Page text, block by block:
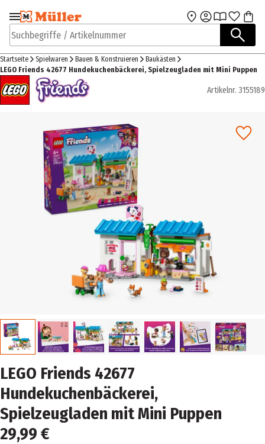
Zur Navigation
springen
Zum Hauptinhalt
Suchbegriffe / Artikelnummer
Startseite Spielwaren Bauen & Konstruieren
Baukästen
LEGO Friends 42677 Hundekuchenbäckerei, Spielzeugladen mit Mini Puppen
Artikelnr. 3155189
LEGO Friends 42677
Hundekuchenbäckerei,
Spielzeugladen mit Mini Puppen
29,99 €